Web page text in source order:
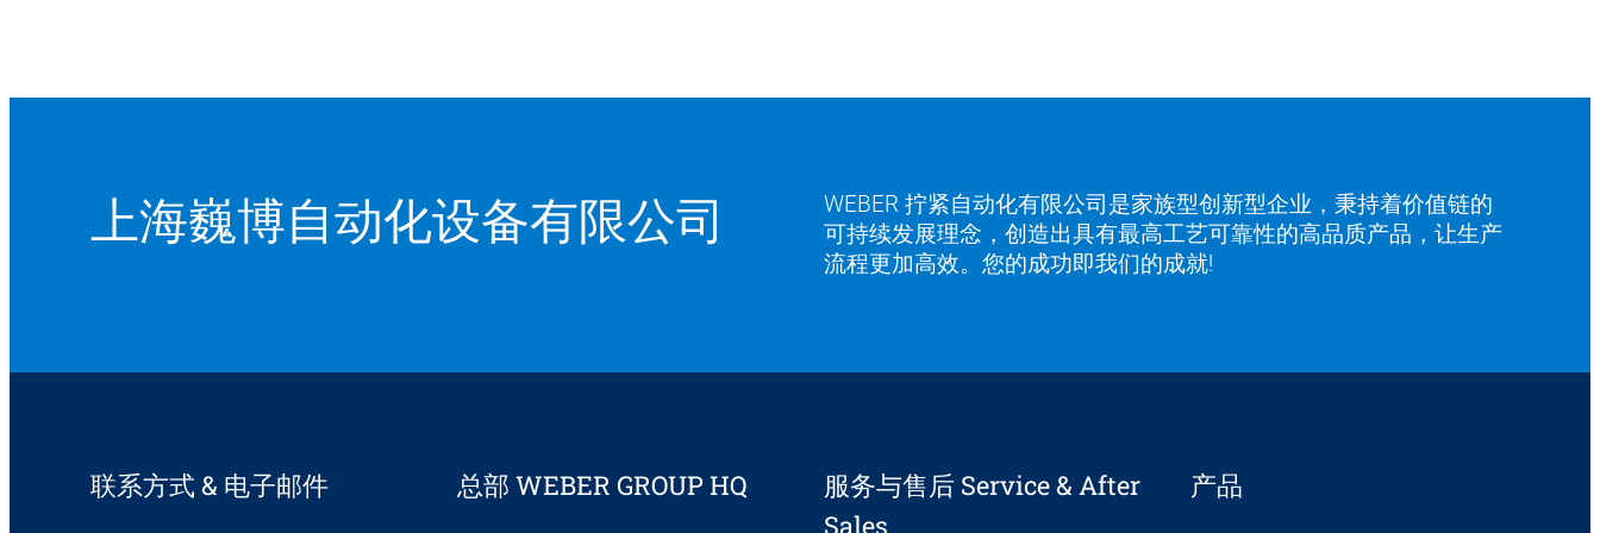
上海巍博自动化设备有限公司
WEBER 拧紧自动化有限公司是家族型创新型企业，秉持着价值链的
可持续发展理念，创造出具有最高工艺可靠性的高品质产品，让生产
流程更加高效。您的成功即我们的成就!
联系方式 & 电子邮件 总部 WEBER GROUP HQ
服务与售后 Service & After
Sales
产品